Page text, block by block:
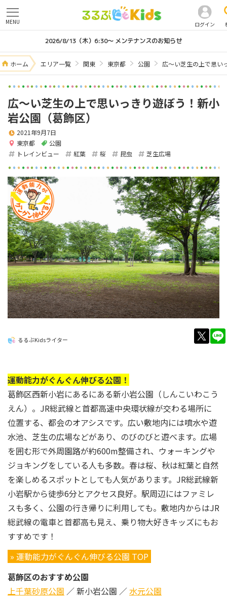
ログイン
MENU
2026/8/13（木）6:30～ メンテナンスのお知らせ
ホーム エリア一覧 関東 東京都 公園 広〜い芝生の上で思い
広〜い芝生の上で思いっきり遊ぼう！新小
岩公園（葛飾区）
東京都 公園
2021年9月7日
トレインビュー 紅葉 桜 昆虫 芝生広場
るるぶKidsライター
運動能力がぐんぐん伸びる公園！
葛飾区西新小岩にあるにある新小岩公園（しんこいわこう
えん）。JR総武線と首都高速中央環状線が交わる場所に
位置する、都会のオアシスです。広い敷地内には噴水や遊
水池、芝生の広場などがあり、のびのびと遊べます。広場
を囲む形で外周園路が約600m整備され、ウォーキングや
ジョキングをしている人も多数。春は桜、秋は紅葉と自然
を楽しめるスポットとしても人気があります。JR総武線新
小岩駅から徒歩6分とアクセス良好。駅周辺にはファミレ
スも多く、公園の行き帰りに利用しても。敷地内からはJR
総武線の電車と首都高も見え、乗り物大好きキッズにもお
すすめです！
» 運動能力がぐんぐん伸びる公園 TOP
葛飾区のおすすめ公園
上千葉砂原公園 ／ 新小岩公園 ／水元公園